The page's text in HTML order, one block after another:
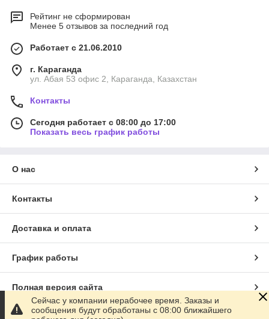
Рейтинг не сформирован
Менее 5 отзывов за последний год
Работает с 21.06.2010
г. Караганда
ул. Абая 53 офис 2, Караганда, Казахстан
Контакты
Сегодня работает с 08:00 до 17:00
Показать весь график работы
О нас
Контакты
Доставка и оплата
График работы
Полная версия сайта
Сайт создан на маркетплейсе
Сейчас у компании нерабочее время. Заказы и
сообщения будут обработаны с 08:00 ближайшего